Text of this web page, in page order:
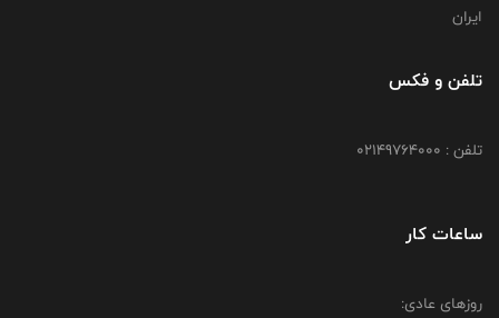
ایران
تلفن و فکس
تلفن : 02149764000
ساعات کار
روزهای عادی: